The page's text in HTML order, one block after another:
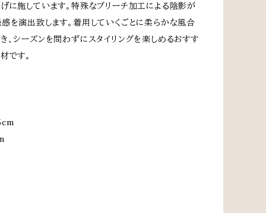
に施しています。特殊なブリーチ加工による陰影が
を演出致します。着用していくごとに柔らかな風合
、シーズンを問わずにスタイリングを楽しめるおすす
です。